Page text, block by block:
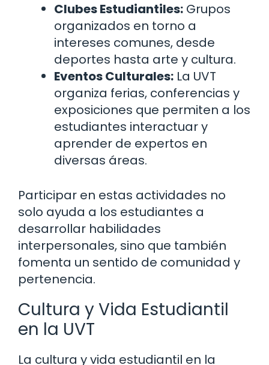
Clubes Estudiantiles: Grupos
organizados en torno a
intereses comunes, desde
deportes hasta arte y cultura.
Eventos Culturales: La UVT
organiza ferias, conferencias y
exposiciones que permiten a los
estudiantes interactuar y
aprender de expertos en
diversas áreas.
Participar en estas actividades no
solo ayuda a los estudiantes a
desarrollar habilidades
interpersonales, sino que también
fomenta un sentido de comunidad y
pertenencia.
Cultura y Vida Estudiantil
en la UVT
La cultura y vida estudiantil en la